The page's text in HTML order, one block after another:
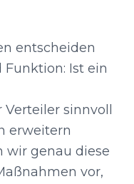
entscheiden
Ist ein
sinnvoll
erweitern
wir genau diese
vor,